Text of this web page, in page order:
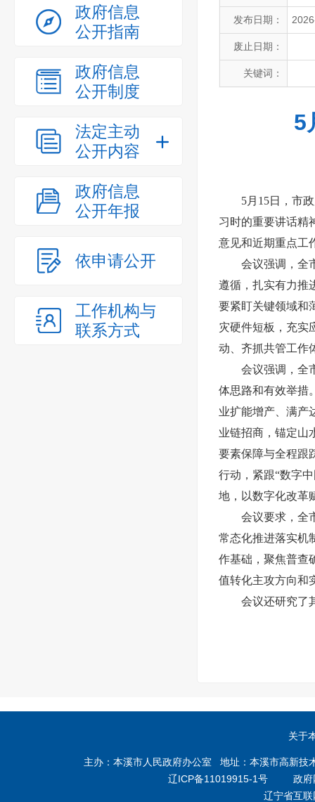
政府信息
公开指南
政府信息
公开制度
法定主动
公开内容
政府信息
公开年报
依申请公开
工作机构与
联系方式
发布日期：
废止日期：
关键词：
5
5月15日，市政
习时的重要讲话精
意见和近期重点工
会议强调，全市
遵循，扎实有力推
要紧盯关键领域和
灾硬件短板，充实
动、齐抓共管工作
会议强调，全市
体思路和有效举措
业扩能增产、满产
业链招商，锚定山
要素保障与全程跟
行动，紧跟“数字
地，以数字化改革
会议要求，全市
常态化推进落实机
作基础，聚焦普查
值转化主攻方向和
会议还研究了
关于
主办：本溪市人民政府办公室 地址：本溪市高新
辽ICP备11019915-1号 政府
辽宁省互